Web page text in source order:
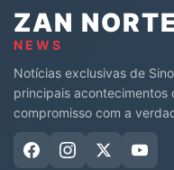
ZAN NORTE
NEWS
Notícias exclusivas de
principais acontecimentos
compromisso com a